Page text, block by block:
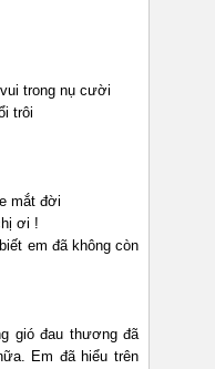
trong nụ cười
trôi
mắt đời
ơi !
em đã không còn
gió đau thương đã
Em đã hiểu trên